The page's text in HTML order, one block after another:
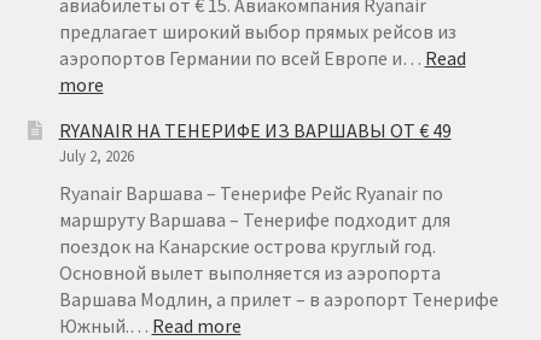
авиабилеты от € 15. Авиакомпания Ryanair
предлагает широкий выбор прямых рейсов из
аэропортов Германии по всей Европе и… Read
more:
ГЕРМАНИЯ
ОТ
€
15
RYANAIR НА ТЕНЕРИФЕ ИЗ ВАРШАВЫ ОТ € 49
July 2, 2026
Ryanair Варшава – Тенерифе Рейс Ryanair по
маршруту Варшава – Тенерифе подходит для
поездок на Канарские острова круглый год.
Основной вылет выполняется из аэропорта
Варшава Модлин, а прилет – в аэропорт Тенерифе
Южный.… Read more: